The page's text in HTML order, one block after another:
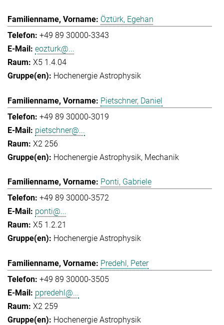
Öztürk, Egehan
+49 89 30000-3343
eozturk@...
X5 1.4.04
Hochenergie Astrophysik
Pietschner, Daniel
+49 89 30000-3019
pietschner@...
X2 256
Hochenergie Astrophysik Mechanik
Ponti, Gabriele
+49 89 30000-3572
ponti@...
X5 1.2.21
Hochenergie Astrophysik
Predehl, Peter
+49 89 30000-3505
ppredehl@...
X2 259
Hochenergie Astrophysik